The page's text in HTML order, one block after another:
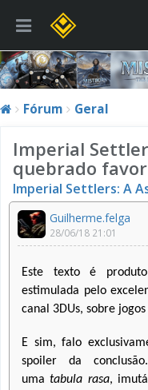
Fórum Geral
Imperial
quebrado
Imperial Settlers: A
Guilherme.felga
28/06/18 21:01
Este texto é
estimulada pelo
canal 3DUs, sobre
E sim, falo
spoiler da
umatabula rasa,